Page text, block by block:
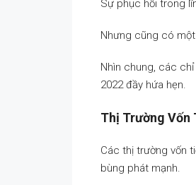
Sự phục hồi trong
Nhưng cũng có
Nhìn chung, các
2022 đầy hứa hẹn.
Thị Trường Vốn
Các thị trường vốn
bùng phát mạnh.